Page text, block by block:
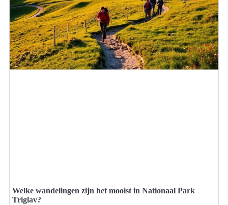
Welke wandelingen zijn het mooist in Nationaal Park
Triglav?